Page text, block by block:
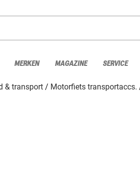
MERKEN MAGAZINE SERVICE
& transport Motorfiets transportaccs.